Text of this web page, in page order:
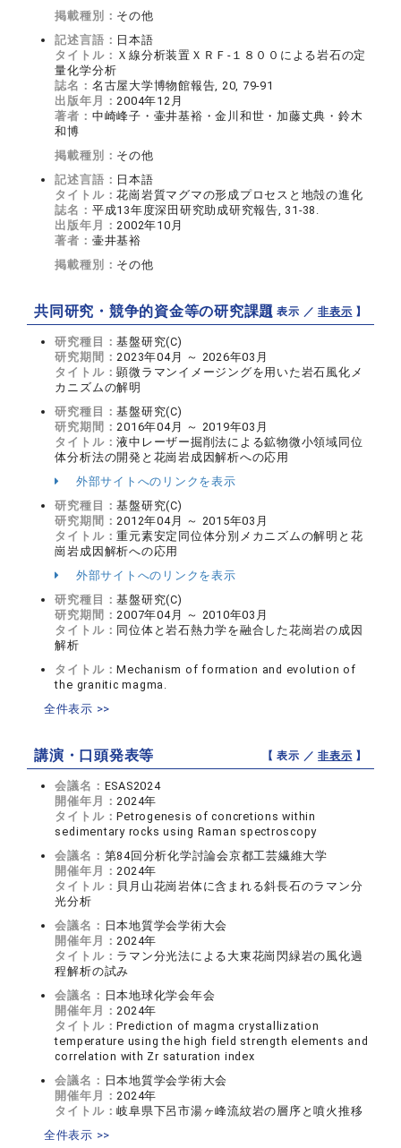
掲載種別： その他
記述言語： 日本語
タイトル： Ｘ線分析装置ＸＲＦ-１８００による岩石の定
量化学分析
誌名： 名古屋大学博物館報告, 20, 79-91
出版年月：2004年12月
著者： 中崎峰子・壷井基裕・金川和世・加藤丈典・鈴木
和博
掲載種別： その他
記述言語： 日本語
タイトル：花崗岩質マグマの形成プロセスと地殻の進化
誌名： 平成13年度深田研究助成研究報告, 31-38.
出版年月：2002年10月
著者： 壷井基裕
掲載種別： その他
共同研究・競争的資金等の研究課題【 表示 ／非表示 】
研究種目：基盤研究(C)
研究期間：2023年04月 ～ 2026年03月
タイトル：顕微ラマンイメージングを用いた岩石風化メ
カニズムの解明
研究種目：基盤研究(C)
研究期間：2016年04月 ～ 2019年03月
タイトル：液中レーザー掘削法による鉱物微小領域同位
体分析法の開発と花崗岩成因解析への応用
外部サイトへのリンクを表示
研究種目：基盤研究(C)
研究期間：2012年04月 ～ 2015年03月
タイトル：重元素安定同位体分別メカニズムの解明と花
崗岩成因解析への応用
外部サイトへのリンクを表示
研究種目：基盤研究(C)
研究期間：2007年04月 ～ 2010年03月
タイトル： 同位体と岩石熱力学を融合した花崗岩の成因
解析
タイトル：Mechanism of formation and evolution of
the granitic magma.
全件表示 >>
講演・口頭発表等 【 表示 ／非表示 】
会議名： ESAS2024
開催年月：2024年
タイトル：Petrogenesis of concretions within
sedimentary rocks using Raman spectroscopy
会議名： 第84回分析化学討論会京都工芸繊維大学
開催年月：2024年
タイトル： 貝月山花崗岩体に含まれる斜長石のラマン分
光分析
会議名： 日本地質学会学術大会
開催年月：2024年
タイトル： ラマン分光法による大東花崗閃緑岩の風化過
程解析の試み
会議名： 日本地球化学会年会
開催年月：2024年
タイトル：Prediction of magma crystallization
temperature using the high field strength elements and
correlation with Zr saturation index
会議名： 日本地質学会学術大会
開催年月：2024年
タイトル：岐阜県下呂市湯ヶ峰流紋岩の層序と噴火推移
全件表示 >>